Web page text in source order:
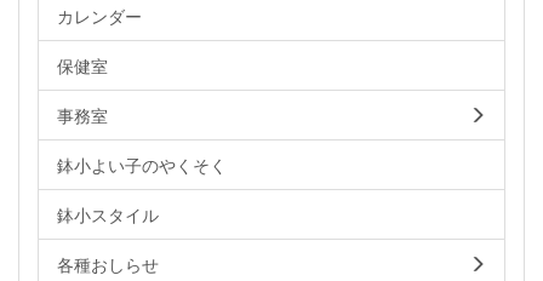
カレンダー
保健室
事務室
鉢小よい子のやくそく
鉢小スタイル
各種おしらせ